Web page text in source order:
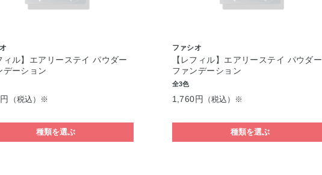
ィル】エアリーステイ パウダー
デーション
（税込）※
種類を選ぶ
ファシオ
【レフィル】エアリーステイ パウダー
ファンデーション
全3色
1,760円 （税込）※
種類を選ぶ